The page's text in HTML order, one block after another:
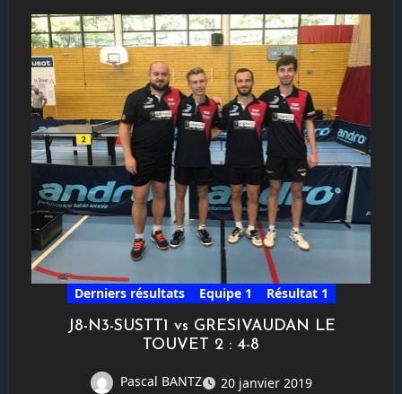
Derniers résultats Equipe 1 Résultat 1
J8-N3-SUSTT1 vs GRESIVAUDAN LE
TOUVET 2 : 4-8
Pascal BANTZ
20 janvier 2019